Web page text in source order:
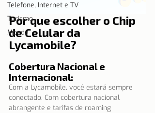
Telefone, Internet e TV
Turismo
Moeda
Por que escolher o Chip
de Celular da
Lycamobile?
Cobertura Nacional e
Internacional:
Com a Lycamobile, você estará sempre
conectado. Com cobertura nacional
abrangente e tarifas de roaming